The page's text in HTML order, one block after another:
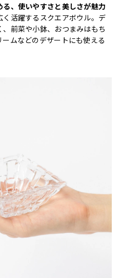
、使いやすさと美しさが魅力
活躍するスクエアボウル。デ
前菜や小鉢、おつまみはもち
ムなどのデザートにも使える